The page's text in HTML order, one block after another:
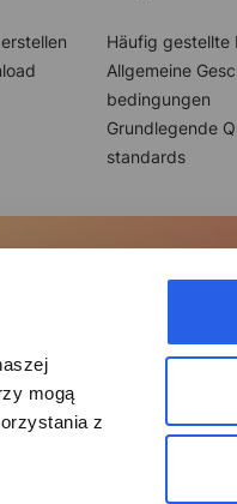
mogą
z
Häufig gestellte
Allgemeine
bedingungen
Grundlegende
standards